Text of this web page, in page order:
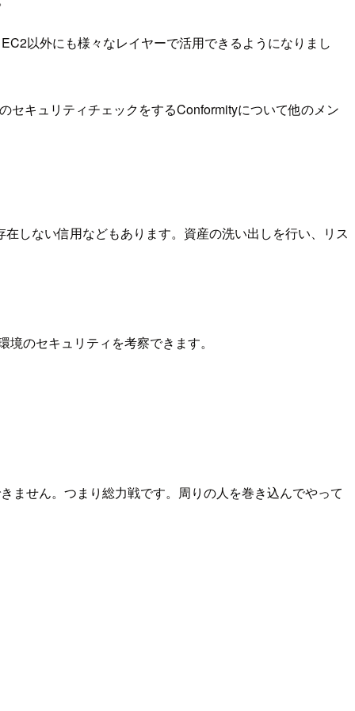
以外にも様々なレイヤーで活用できるようになりまし
キュリティチェックをするConformityについて他のメン
しない信用などもあります。資産の洗い出しを行い、リス
のセキュリティを考察できます。
ません。つまり総力戦です。周りの人を巻き込んでやって